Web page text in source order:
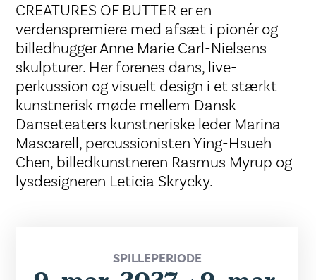
CREATURES OF BUTTER er en
verdenspremiere med afsæt i pionér og
billedhugger Anne Marie Carl-Nielsens
skulpturer. Her forenes dans, live-
perkussion og visuelt design i et stærkt
kunstnerisk møde mellem Dansk
Danseteaters kunstneriske leder Marina
Mascarell, percussionisten Ying-Hsueh
Chen, billedkunstneren Rasmus Myrup og
lysdesigneren Leticia Skrycky.
SPILLEPERIODE